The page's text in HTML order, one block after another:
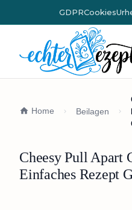
GDPRCookies
Home Beilagen
Cheesy Pull Apart
Einfaches Rezept